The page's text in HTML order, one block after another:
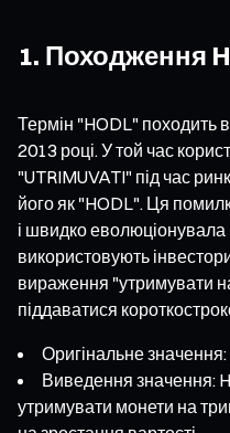
1. Походження
Термін "HODL" походить
2013 році. У той час
"UTRIMUVATI" під час
його як "HODL". Ця
і швидко
використовують
вираження "утримувати
піддаватися
Оригінальне
Виведення значення:
утримувати монети на